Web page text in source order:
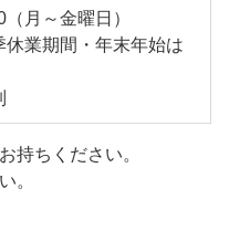
月～金曜日）
業期間・年末年始は
持ちください。
。